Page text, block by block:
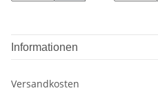
Informationen
Versandkosten